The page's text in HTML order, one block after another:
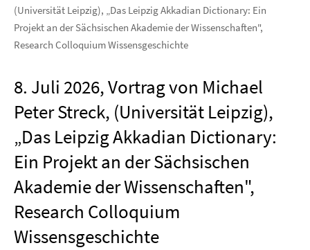
(Universität Leipzig), „Das Leipzig Akkadian Dictionary: Ein
Projekt an der Sächsischen Akademie der Wissenschaften",
Research Colloquium Wissensgeschichte
8. Juli 2026, Vortrag von Michael
Peter Streck, (Universität Leipzig),
„Das Leipzig Akkadian Dictionary:
Ein Projekt an der Sächsischen
Akademie der Wissenschaften",
Research Colloquium
Wissensgeschichte